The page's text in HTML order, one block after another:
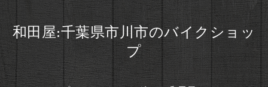
和田屋:千葉県市川市のバイクショッ
プ